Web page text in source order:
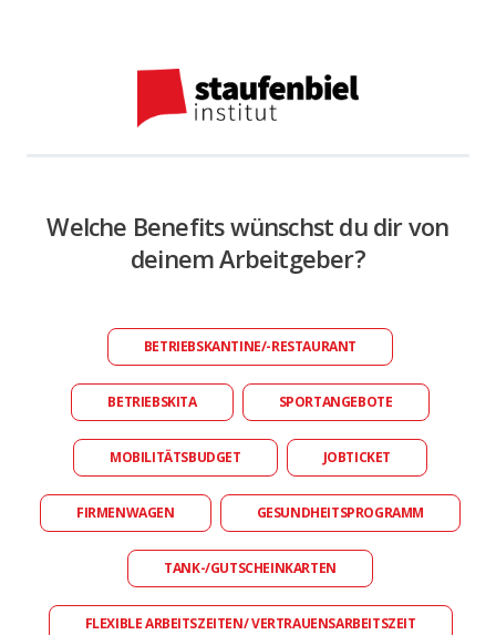
Welche Benefits wünschst du dir von
deinem Arbeitgeber?
BETRIEBSKANTINE/-RESTAURANT
BETRIEBSKITA SPORTANGEBOTE
MOBILITÄTSBUDGET JOBTICKET
FIRMENWAGEN GESUNDHEITSPROGRAMM
TANK-/GUTSCHEINKARTEN
FLEXIBLE ARBEITSZEITEN/ VERTRAUENSARBEITSZEIT